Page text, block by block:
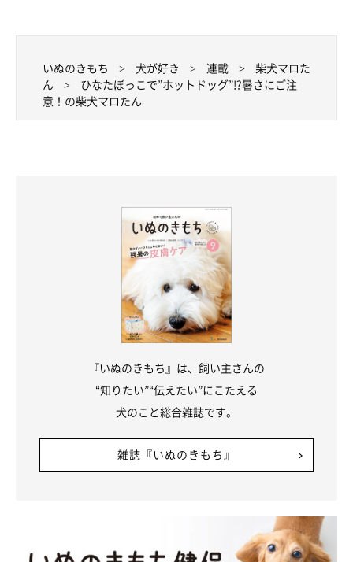
いぬのきもち 犬が好き 連載
柴犬マロた
ん
ひなたぼっこで”ホットドッグ”!?暑さにご注
意！の柴犬マロたん
『いぬのきもち』は、飼い主さんの
“知りたい”“伝えたい”にこたえる
犬のこと総合雑誌です。
雑誌『いぬのきもち』